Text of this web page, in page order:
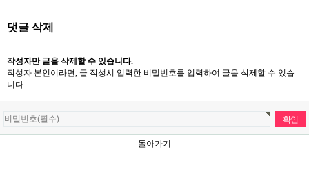
댓글 삭제
작성자만 글을 삭제할 수 있습니다.
작성자 본인이라면, 글 작성시 입력한 비밀번호를 입력하여 글을 삭제할 수 있습
니다.
돌아가기